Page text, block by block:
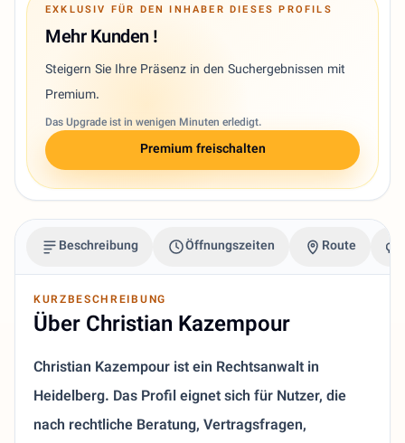
EXKLUSIV FÜR DEN INHABER DIESES PROFILS
Mehr Kunden !
Steigern Sie Ihre Präsenz in den Suchergebnissen mit
Premium.
Das Upgrade ist in wenigen Minuten erledigt.
Premium freischalten
Beschreibung Öffnungszeiten Route
KURZBESCHREIBUNG
Über Christian Kazempour
Christian Kazempour ist ein Rechtsanwalt in
Heidelberg. Das Profil eignet sich für Nutzer, die
nach rechtliche Beratung, Vertragsfragen,